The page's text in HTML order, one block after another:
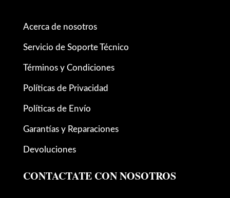
Acerca de nosotros
Servicio de Soporte Técnico
Términos y Condiciones
Políticas de Privacidad
Políticas de Envío
Garantías y Reparaciones
Devoluciones
CONTACTATE CON NOSOTROS